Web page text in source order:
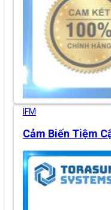
IFM
Cảm Biến Tiệm